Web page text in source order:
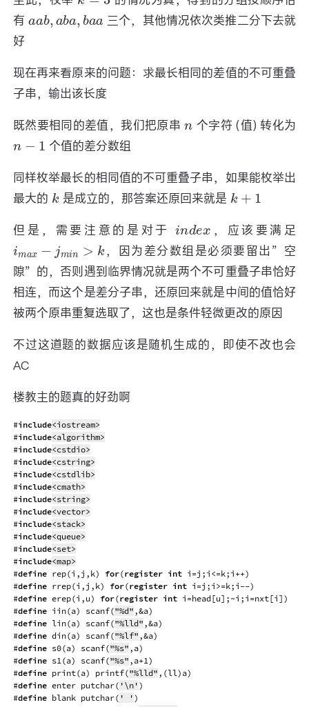
有
b b b
三个，其他情况依次类推二分下去就
好
现在再来看原来的问题：求最长相同的差值的不可重叠
子串，输出该长度
既然要相同的差值，我们把原串 个字符 (值) 转化为
个值的差分数组
同样枚举最长的相同值的不可重叠子串，如果能枚举出
最大的
k
是成立的，那答案还原回来就是
k
但是，需要注意的是对于
in de
，应该要满足
im m
，因为差分数组是必须要留出”空
隙”的，否则遇到临界情况就是两个不可重叠子串恰好
相连，而这个是差分子串，还原回来就是中间的值恰好
被两个原串重复选取了，这也是条件轻微更改的原因
不过这道题的数据应该是随机生成的，即使不改也会
AC
楼教主的题真的好劲啊
#include<iostream>
#include<algorithm>
#include<cstdio>
#include<cstring>
#include<cstdlib>
#include<cmath>
#include<string>
#include<vector>
#include<stack>
#include<queue>
#include<set>
#include<map>
#define rep(i , j , k) for(register int i =j ; i <=k; i ++)
#define rrep(i , j , k) for(register int i =j ; i >=k; i --)
#define erep(i , u) for(register int i =head[u] ; ~i ; i =nxt[i ] )
#define iin(a) scanf("%d" ,&a)
#define lin(a) scanf("%lld" ,&a)
#define din(a) scanf("%lf" ,&a)
#define s0(a) scanf("%s" , a)
#define s1(a) scanf("%s" , a+1)
#define print(a) printf("%lld" , (ll) a)
#define enter putchar( '\n' )
#define blank putchar( ' ' )